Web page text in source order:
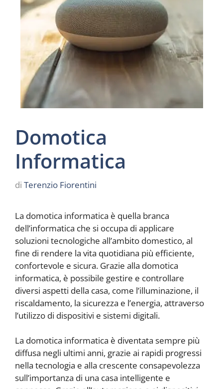
Domotica
Informatica
di Terenzio Fiorentini
La domotica informatica è quella branca
dell’informatica che si occupa di applicare
soluzioni tecnologiche all’ambito domestico, al
fine di rendere la vita quotidiana più efficiente,
confortevole e sicura. Grazie alla domotica
informatica, è possibile gestire e controllare
diversi aspetti della casa, come l’illuminazione, il
riscaldamento, la sicurezza e l’energia, attraverso
l’utilizzo di dispositivi e sistemi digitali.
La domotica informatica è diventata sempre più
diffusa negli ultimi anni, grazie ai rapidi progressi
nella tecnologia e alla crescente consapevolezza
sull’importanza di una casa intelligente e